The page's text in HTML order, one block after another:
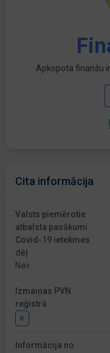
Apkopota finanšu
Cita informācija
Valsts piemērotie
atbalsta pasākumi
Covid-19 ietekmes
dēļ
Nav
Izmaiņas PVN
reģistrā
Ir
Informācija no